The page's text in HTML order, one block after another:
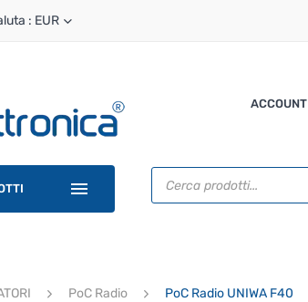
: EUR
ACCOUNT
Ricerca
prodotti
PoC Radio PoC Radio UNIWA F40